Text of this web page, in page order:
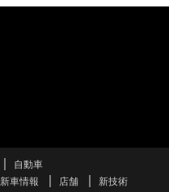
自動車
新車情報 店舗
新技術